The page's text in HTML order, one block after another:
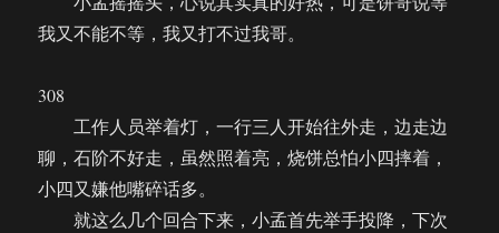
我又不能不等，我又打不过我哥。
308
工作人员举着灯，一行三人开始往外走，边走边
聊，石阶不好走，虽然照着亮，烧饼总怕小四摔着，
小四又嫌他嘴碎话多。
就这么几个回合下来，小孟首先举手投降，下次